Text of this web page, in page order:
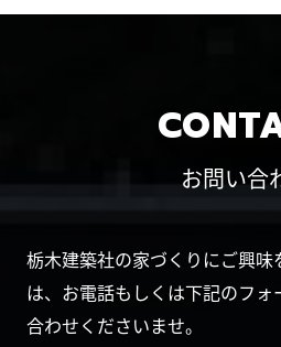
お問い合
栃木建築社の家づくりにご興
は、お電話もしくは下記のフ
合わせくださいませ。